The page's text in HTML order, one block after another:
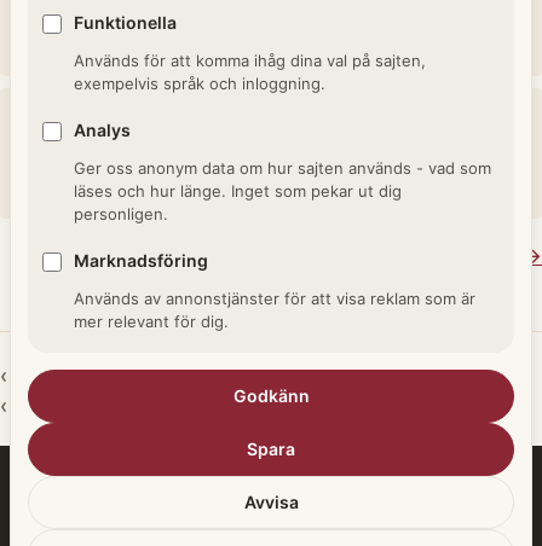
Kristendomens viktigaste högtid, Jesu uppståndelse.
Birgittadagen / Heliga Birgitta
mest kända helgon.
Se alla termer i Datum och helgdagar →
‹ Tillbaka till Datum och helgdagar
‹ Arkivlexikon startsida
Funktionella
Används för att komma ihåg dina val på sajten,
exempelvis språk och inloggning.
Analys
Ger oss anonym data om hur sajten används - vad som
läses och hur länge. Inget som pekar ut dig
personligen.
Marknadsföring
Används av annonstjänster för att visa reklam som är
mer relevant för dig.
Avvisa
Godkänn
Spara